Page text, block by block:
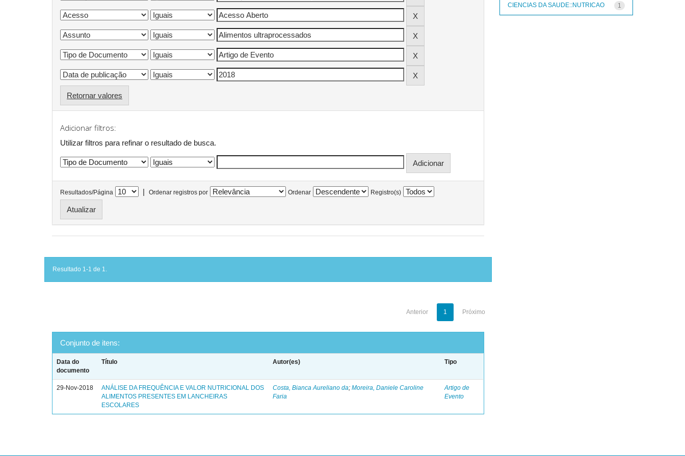
Retornar valores
Adicionar filtros:
Utilizar filtros para refinar o resultado de busca.
Resultados/Página | Ordenar registros por Ordenar Registro(s)
Resultado 1-1 de 1.
Anterior 1 Próximo
Conjunto de itens:
Data do
documento
Título Autor(es) Tipo
29-Nov-2018
ANÁLISE DA FREQUÊNCIA E VALOR NUTRICIONAL DOS
ALIMENTOS PRESENTES EM LANCHEIRAS
ESCOLARES
Costa, Bianca Aureliano da;Moreira, Daniele Caroline
Faria
Artigo de
Evento
1
CIENCIAS DA SAUDE::NUTRICAO